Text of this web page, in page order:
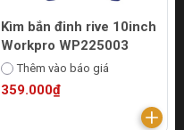
Kìm bắn đinh rive 10inch
Workpro WP225003
Thêm vào báo giá
359.000₫